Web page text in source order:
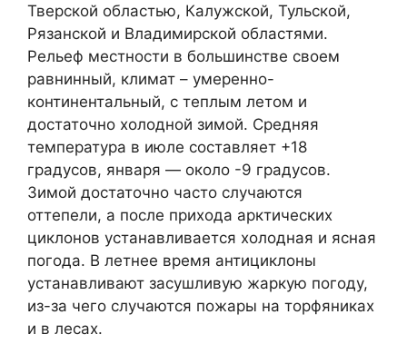
Тверской областью, Калужской, Тульской,
Рязанской и Владимирской областями.
Рельеф местности в большинстве своем
равнинный, климат – умеренно-
континентальный, с теплым летом и
достаточно холодной зимой. Средняя
температура в июле составляет +18
градусов, января — около -9 градусов.
Зимой достаточно часто случаются
оттепели, а после прихода арктических
циклонов устанавливается холодная и ясная
погода. В летнее время антициклоны
устанавливают засушливую жаркую погоду,
из-за чего случаются пожары на торфяниках
и в лесах.